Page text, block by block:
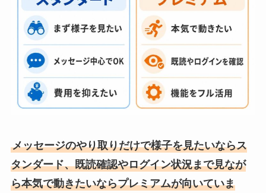
メッセージのやり取りだけで様子を見たいならス
タンダード、既読確認やログイン状況まで見なが
ら本気で動きたいならプレミアムが向いていま